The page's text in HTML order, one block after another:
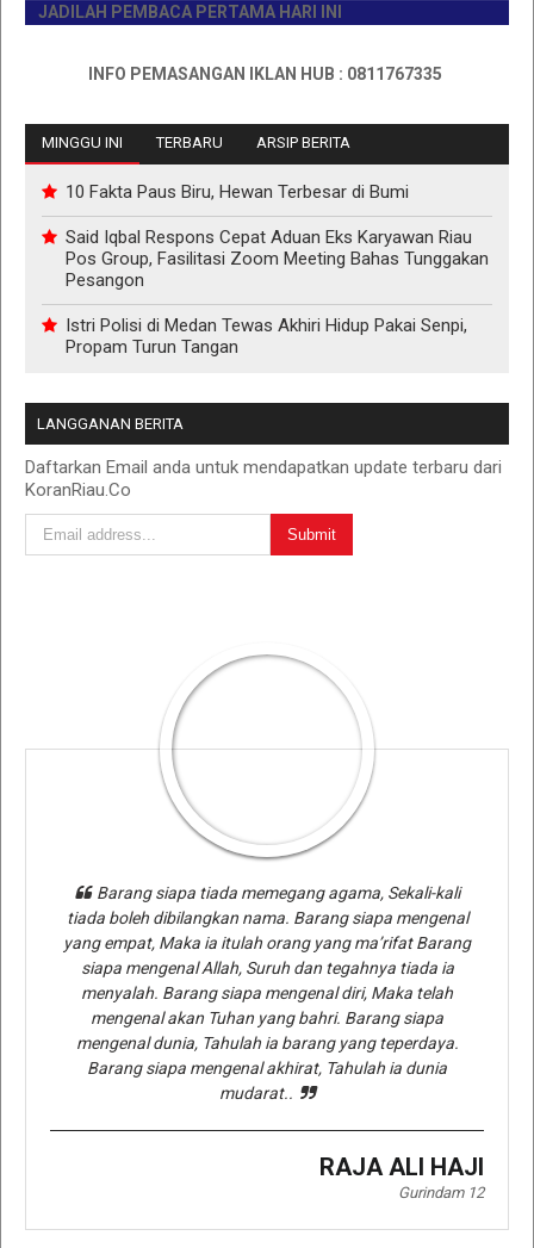
PEMBACA PERTAMA HARI INI
INFO PEMASANGAN IKLAN HUB : 0811767335
MINGGU INI TERBARU ARSIP BERITA
10 Fakta Paus Biru, Hewan Terbesar di Bumi
Said Iqbal Respons Cepat Aduan Eks Karyawan Riau
Pos Group, Fasilitasi Zoom Meeting Bahas Tunggakan
Pesangon
Istri Polisi di Medan Tewas Akhiri Hidup Pakai Senpi,
Propam Turun Tangan
LANGGANAN BERITA
Daftarkan Email anda untuk mendapatkan update terbaru dari
KoranRiau.Co
Barang siapa tiada memegang agama, Sekali-kali
tiada boleh dibilangkan nama. Barang siapa mengenal
yang empat, Maka ia itulah orang yang ma’rifat Barang
siapa mengenal Allah, Suruh dan tegahnya tiada ia
menyalah. Barang siapa mengenal diri, Maka telah
mengenal akan Tuhan yang bahri. Barang siapa
mengenal dunia, Tahulah ia barang yang teperdaya.
Barang siapa mengenal akhirat, Tahulah ia dunia
mudarat..
RAJA ALI HAJI
Gurindam 12